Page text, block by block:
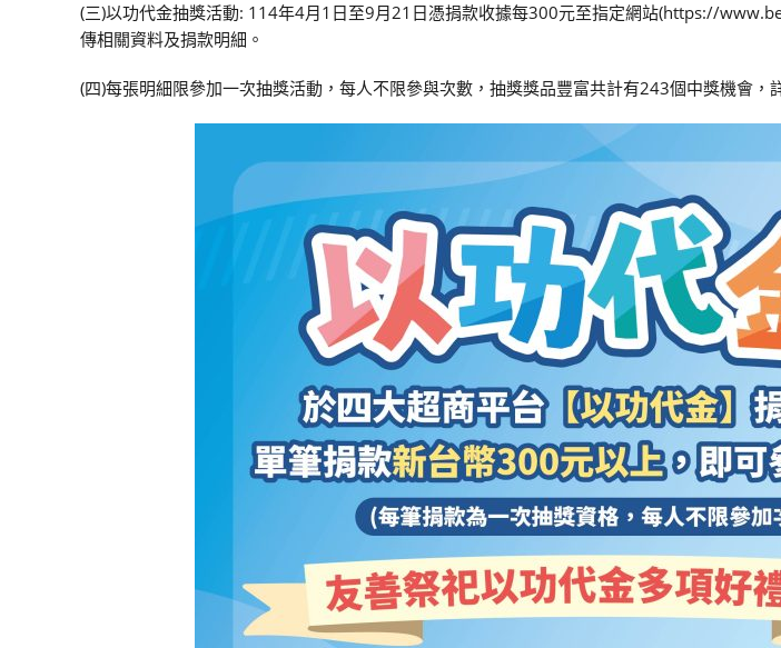
(三)以功代金抽獎活動: 114年4月1日至9月21日憑捐款收據每300元至指定網站(https://
傳相關資料及捐款明細。
(四)每張明細限參加一次抽獎活動，每人不限參與次數，抽獎獎品豐富共計有243個中獎機會，